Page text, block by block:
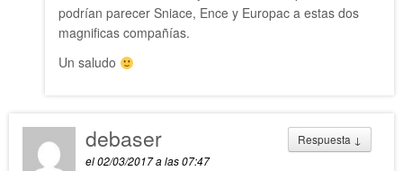
podrían parecer Sniace, Ence y Europac a estas dos
magnificas compañías.
Un saludo
Respuesta ↓
debaser
el 02/03/2017 a las 07:47